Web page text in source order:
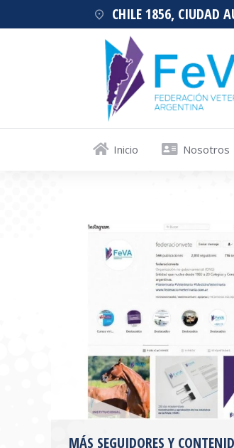
CHILE 1856, CIUDAD
Inicio Nosotros
MÁS SEGUIDORES Y